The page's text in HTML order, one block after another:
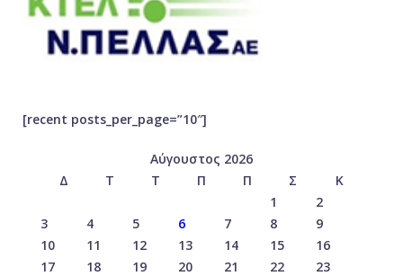
[recent posts_per_page=”10″]
Αύγουστος 2026
Δ
Τ Τ Π Π Σ
Κ
1
2
3
4 5 6 7 8
9
10
11 12 13 14 15
16
17
18 19 20 21 22
23